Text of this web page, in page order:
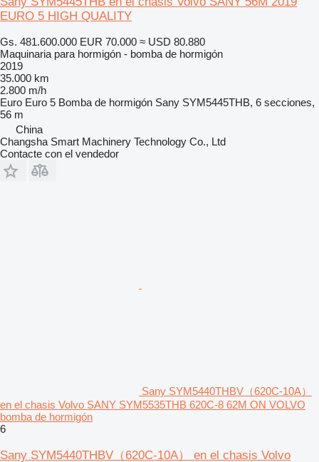
EURO 5 HIGH QUALITY
Gs. 481.600.000 EUR 70.000 ≈ USD 80.880
Maquinaria para hormigón - bomba de hormigón
2019
35.000 km
2.800 m/h
Euro Euro 5 Bomba de hormigón Sany SYM5445THB, 6 secciones,
56 m
China
Changsha Smart Machinery Technology Co., Ltd
Contacte con el vendedor
Sany SYM5440THBV（620C-10A）
en el chasis Volvo SANY SYM5535THB 620C‑8 62M ON VOLVO
bomba de hormigón
6
Sany SYM5440THBV（620C-10A） en el chasis Volvo